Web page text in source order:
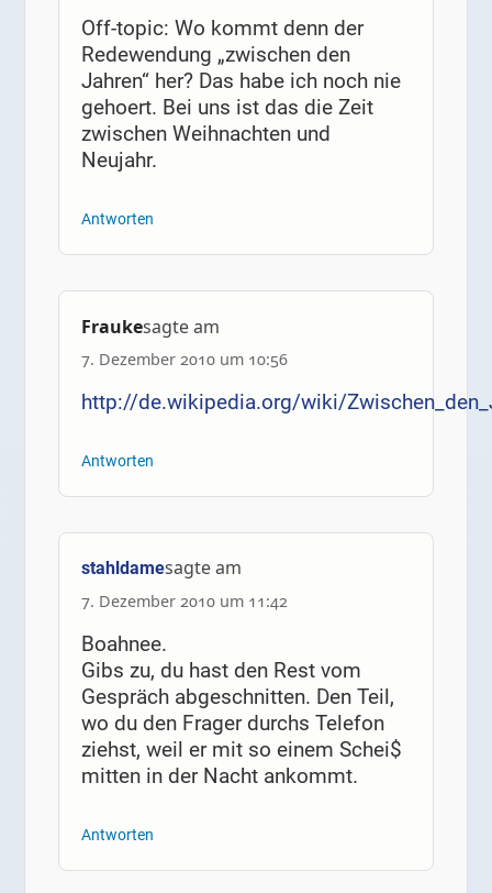
Off-topic: Wo kommt denn der
Redewendung „zwischen den
Jahren“ her? Das habe ich noch nie
gehoert. Bei uns ist das die Zeit
zwischen Weihnachten und
Neujahr.
Antworten
Fraukesagte am
7. Dezember 2010 um 10:56
http://de.wikipedia.org/wiki/
Antworten
stahldamesagte am
7. Dezember 2010 um 11:42
Boahnee.
Gibs zu, du hast den Rest vom
Gespräch abgeschnitten. Den Teil,
wo du den Frager durchs Telefon
ziehst, weil er mit so einem Schei$
mitten in der Nacht ankommt.
Antworten